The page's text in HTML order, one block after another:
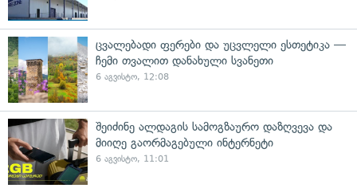
ცვალებადი ფერები და უცვლელი ესთეტიკა —
ჩემი თვალით დანახული სვანეთი
6 აგვისტო, 12:08
შეიძინე ალდაგის სამოგზაურო დაზღვევა და
მიიღე გაორმაგებული ინტერნეტი
6 აგვისტო, 11:01